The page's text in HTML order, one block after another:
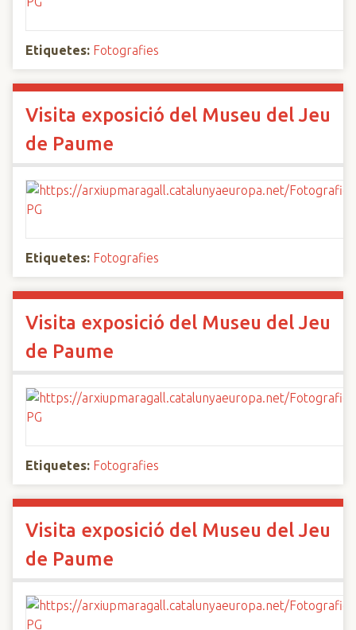
Etiquetes: Fotografies
Visita exposició del Museu del Jeu
de Paume
Etiquetes: Fotografies
Visita exposició del Museu del Jeu
de Paume
Etiquetes: Fotografies
Visita exposició del Museu del Jeu
de Paume